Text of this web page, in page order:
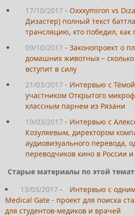
17/10/2017 - Oxxxymiron vs
Дизастер) полный текст
трансляцию, кто победил, как
09/10/2017 - Законопроект о
домашних животных – сколько
вступит в силу
21/03/2017 - Интервью с
участником Открытого
классным парнем из Рязани
19/03/2017 - Интервью с
Козуляевым, директором
аудиовизуального перевода,
переводчиков кино в России
Старые материалы по этой
13/03/2017 -
Интервью с
Medical Gate - проект для поиска
для студентов-медиков и врачей